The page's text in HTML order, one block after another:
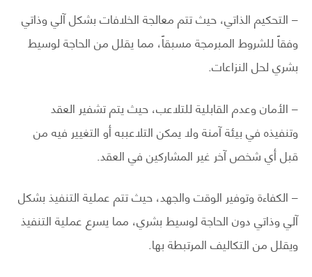
– التحكيم الذاتي، حيث تتم معالجة الخلافات بشكل آلي وذاتي
وفقاً للشروط المبرمجة مسبقاً، مما يقلل من الحاجة لوسيط
بشري لحل النزاعات.
– الأمان وعدم القابلية للتلاعب، حيث يتم تشفير العقد
وتنفيذه في بيئة آمنة ولا يمكن التلاعببه أو التغيير فيه من
قبل أي شخص آخر غير المشاركين في العقد.
– الكفاءة وتوفير الوقت والجهد، حيث تتم عملية التنفيذ بشكل
آلي وذاتي دون الحاجة لوسيط بشري، مما يسرع عملية التنفيذ
ويقلل من التكاليف المرتبطة بها.